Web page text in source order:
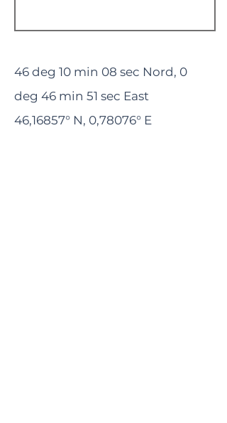
46 deg 10 min 08 sec Nord, 0
deg 46 min 51 sec East
46,16857° N, 0,78076° E